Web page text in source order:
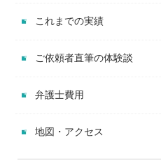
これまでの実績
ご依頼者直筆の体験談
弁護士費用
地図・アクセス